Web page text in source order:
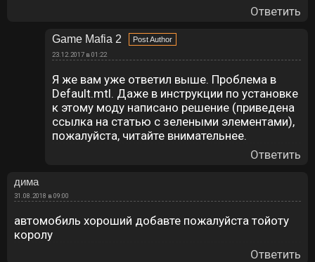
Ответить
Game Mafia 2
23.12.2017 в 01:22
Я же вам уже ответил выше. Проблема в
Default.mtl. Даже в инструкции по установке
к этому моду написано решение (приведена
ссылка на статью с зелеными элементами),
пожалуйста, читайте внимательнее.
Ответить
дима
31.08.2018 в 09:00
автомобиль хороший добавте пожалуйста тойоту
королу
Ответить